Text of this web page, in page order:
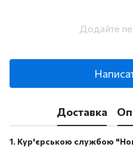
Додайте
Доставка
1. Кур'єрською службою